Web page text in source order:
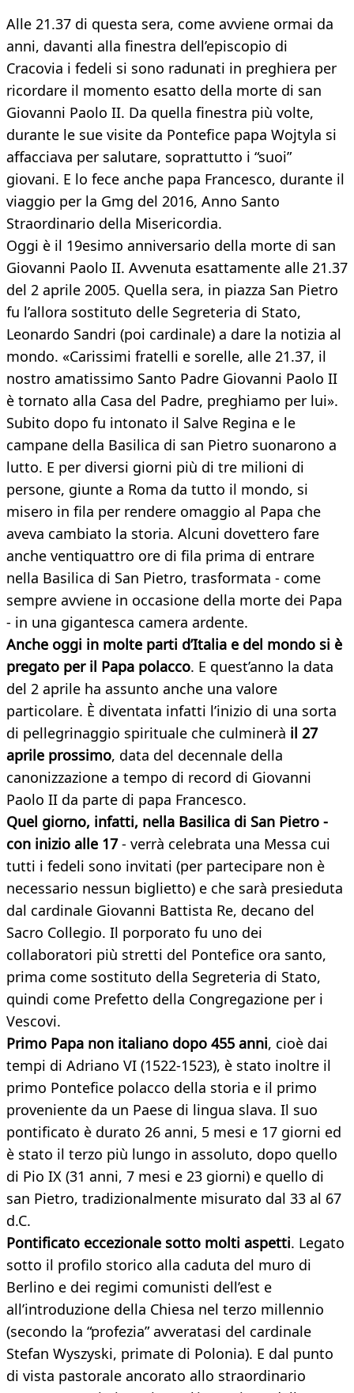
Alle 21.37 di questa sera, come avviene ormai da
anni, davanti alla finestra dell’episcopio di
Cracovia i fedeli si sono radunati in preghiera per
ricordare il momento esatto della morte di san
Giovanni Paolo II. Da quella finestra più volte,
durante le sue visite da Pontefice papa Wojtyla si
affacciava per salutare, soprattutto i “suoi”
giovani. E lo fece anche papa Francesco, durante il
viaggio per la Gmg del 2016, Anno Santo
Straordinario della Misericordia.
Oggi è il 19esimo anniversario della morte di san
Giovanni Paolo II. Avvenuta esattamente alle 21.37
del 2 aprile 2005. Quella sera, in piazza San Pietro
fu l’allora sostituto delle Segreteria di Stato,
Leonardo Sandri (poi cardinale) a dare la notizia al
mondo. «Carissimi fratelli e sorelle, alle 21.37, il
nostro amatissimo Santo Padre Giovanni Paolo II
è tornato alla Casa del Padre, preghiamo per lui».
Subito dopo fu intonato il Salve Regina e le
campane della Basilica di san Pietro suonarono a
lutto. E per diversi giorni più di tre milioni di
persone, giunte a Roma da tutto il mondo, si
misero in fila per rendere omaggio al Papa che
aveva cambiato la storia. Alcuni dovettero fare
anche ventiquattro ore di fila prima di entrare
nella Basilica di San Pietro, trasformata - come
sempre avviene in occasione della morte dei Papa
- in una gigantesca camera ardente.
Anche oggi in molte parti d’Italia e del mondo si è
pregato per il Papa polacco. E quest’anno la data
del 2 aprile ha assunto anche una valore
particolare. È diventata infatti l’inizio di una sorta
di pellegrinaggio spirituale che culminerà il 27
aprile prossimo, data del decennale della
canonizzazione a tempo di record di Giovanni
Paolo II da parte di papa Francesco.
Quel giorno, infatti, nella Basilica di San Pietro -
con inizio alle 17- verrà celebrata una Messa cui
tutti i fedeli sono invitati (per partecipare non è
necessario nessun biglietto) e che sarà presieduta
dal cardinale Giovanni Battista Re, decano del
Sacro Collegio. Il porporato fu uno dei
collaboratori più stretti del Pontefice ora santo,
prima come sostituto della Segreteria di Stato,
quindi come Prefetto della Congregazione per i
Vescovi.
Primo Papa non italiano dopo 455 anni, cioè dai
tempi di Adriano VI (1522-1523), è stato inoltre il
primo Pontefice polacco della storia e il primo
proveniente da un Paese di lingua slava. Il suo
pontificato è durato 26 anni, 5 mesi e 17 giorni ed
è stato il terzo più lungo in assoluto, dopo quello
di Pio IX (31 anni, 7 mesi e 23 giorni) e quello di
san Pietro, tradizionalmente misurato dal 33 al 67
d.C.
Pontificato eccezionale sotto molti aspetti. Legato
sotto il profilo storico alla caduta del muro di
Berlino e dei regimi comunisti dell’est e
all’introduzione della Chiesa nel terzo millennio
(secondo la “profezia” avveratasi del cardinale
Stefan Wyszyski, primate di Polonia). E dal punto
di vista pastorale ancorato allo straordinario